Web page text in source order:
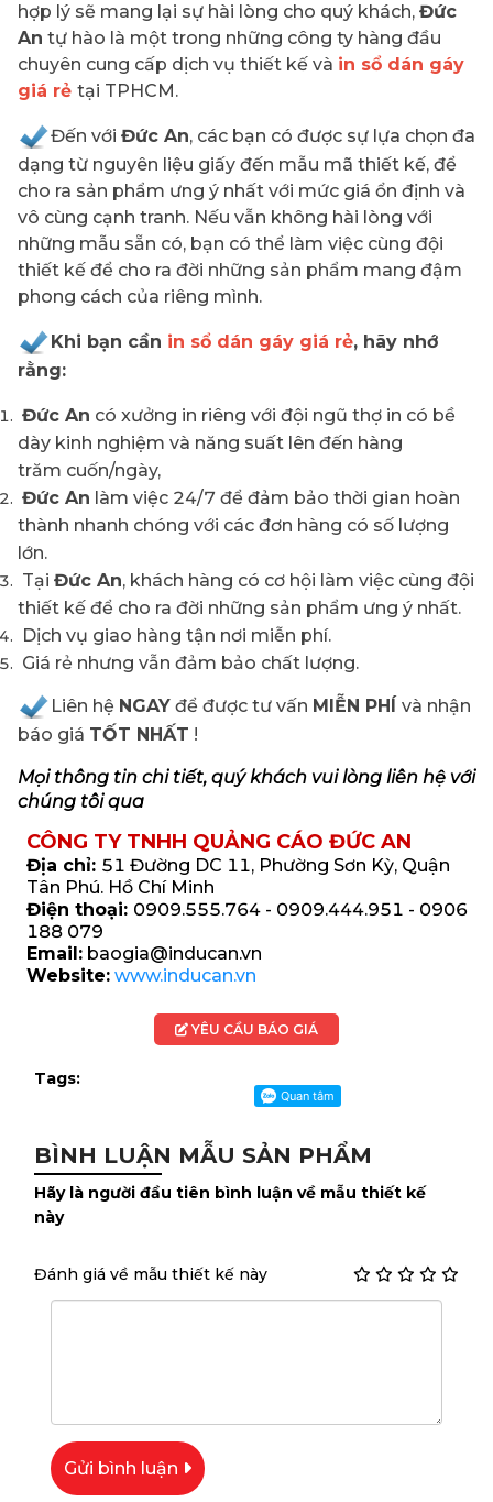
hợp lý sẽ mang lại sự hài lòng cho quý khách, Đức
An tự hào là một trong những công ty hàng đầu
chuyên cung cấp dịch vụ thiết kế và in sổ dán gáy
giá rẻ tại TPHCM.
Đến với Đức An, các bạn có được sự lựa chọn đa
dạng từ nguyên liệu giấy đến mẫu mã thiết kế, để
cho ra sản phẩm ưng ý nhất với mức giá ổn định và
vô cùng cạnh tranh. Nếu vẫn không hài lòng với
những mẫu sẵn có, bạn có thể làm việc cùng đội
thiết kế để cho ra đời những sản phẩm mang đậm
phong cách của riêng mình.
Khi bạn cần in sổ dán gáy giá rẻ, hãy nhớ
rằng:
Đức An có xưởng in riêng với đội ngũ thợ in có bề
dày kinh nghiệm và năng suất lên đến hàng
trăm cuốn/ngày,
Đức An làm việc 24/7 để đảm bảo thời gian hoàn
thành nhanh chóng với các đơn hàng có số lượng
lớn.
Tại Đức An, khách hàng có cơ hội làm việc cùng đội
thiết kế để cho ra đời những sản phẩm ưng ý nhất.
Dịch vụ giao hàng tận nơi miễn phí.
Giá rẻ nhưng vẫn đảm bảo chất lượng.
Liên hệ NGAY để được tư vấn MIỄN PHÍ và nhận
báo giá TỐT NHẤT !
Mọi thông tin chi tiết, quý khách vui lòng liên hệ với
chúng tôi qua
CÔNG TY TNHH QUẢNG CÁO ĐỨC AN
Địa chỉ: 51 Đường DC 11, Phường Sơn Kỳ, Quận
Tân Phú. Hồ Chí Minh
Điện thoại: 0909.555.764 - 0909.444.951 - 0906
188 079
Email: baogia@inducan.vn
Website: www.inducan.vn
YÊU CẦU BÁO GIÁ
Tags:
BÌNH LUẬN MẪU SẢN PHẨM
Hãy là người đầu tiên bình luận về mẫu thiết kế
này
Đánh giá về mẫu thiết kế này
Gửi bình luận